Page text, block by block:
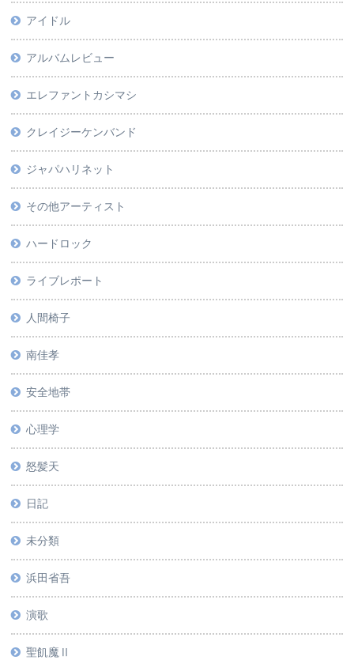
アイドル
アルバムレビュー
エレファントカシマシ
クレイジーケンバンド
ジャパハリネット
その他アーティスト
ハードロック
ライブレポート
人間椅子
南佳孝
安全地帯
心理学
怒髪天
日記
未分類
浜田省吾
演歌
聖飢魔Ⅱ